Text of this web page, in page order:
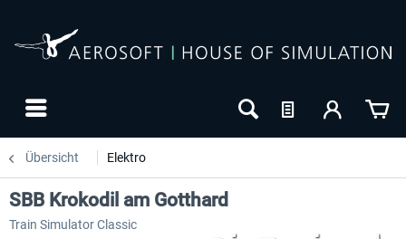
Übersicht Elektro
SBB Krokodil am Gotthard
Train Simulator Classic